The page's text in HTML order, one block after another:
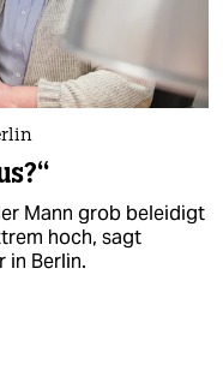
Mann grob beleidigt
hoch, sagt
in Berlin.